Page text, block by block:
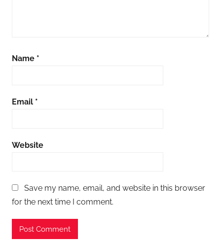
Name *
Email *
Website
Save my name, email, and website in this browser
for the next time I comment.